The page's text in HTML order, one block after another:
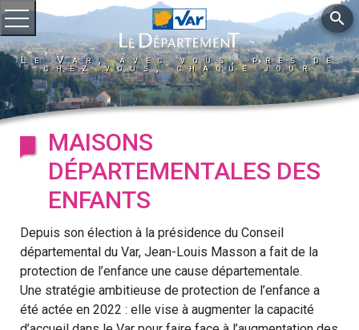
Ouvrir le menu
Le Var, avec vous, près de
chez vous, chaque jour
search
MAISONS
DÉPARTEMENTALES DES
ENFANTS
Depuis son élection à la présidence du Conseil
départemental du Var, Jean-Louis Masson a fait de la
protection de l’enfance une cause départementale.
Une stratégie ambitieuse de protection de l’enfance a
été actée en 2022 : elle vise à augmenter la capacité